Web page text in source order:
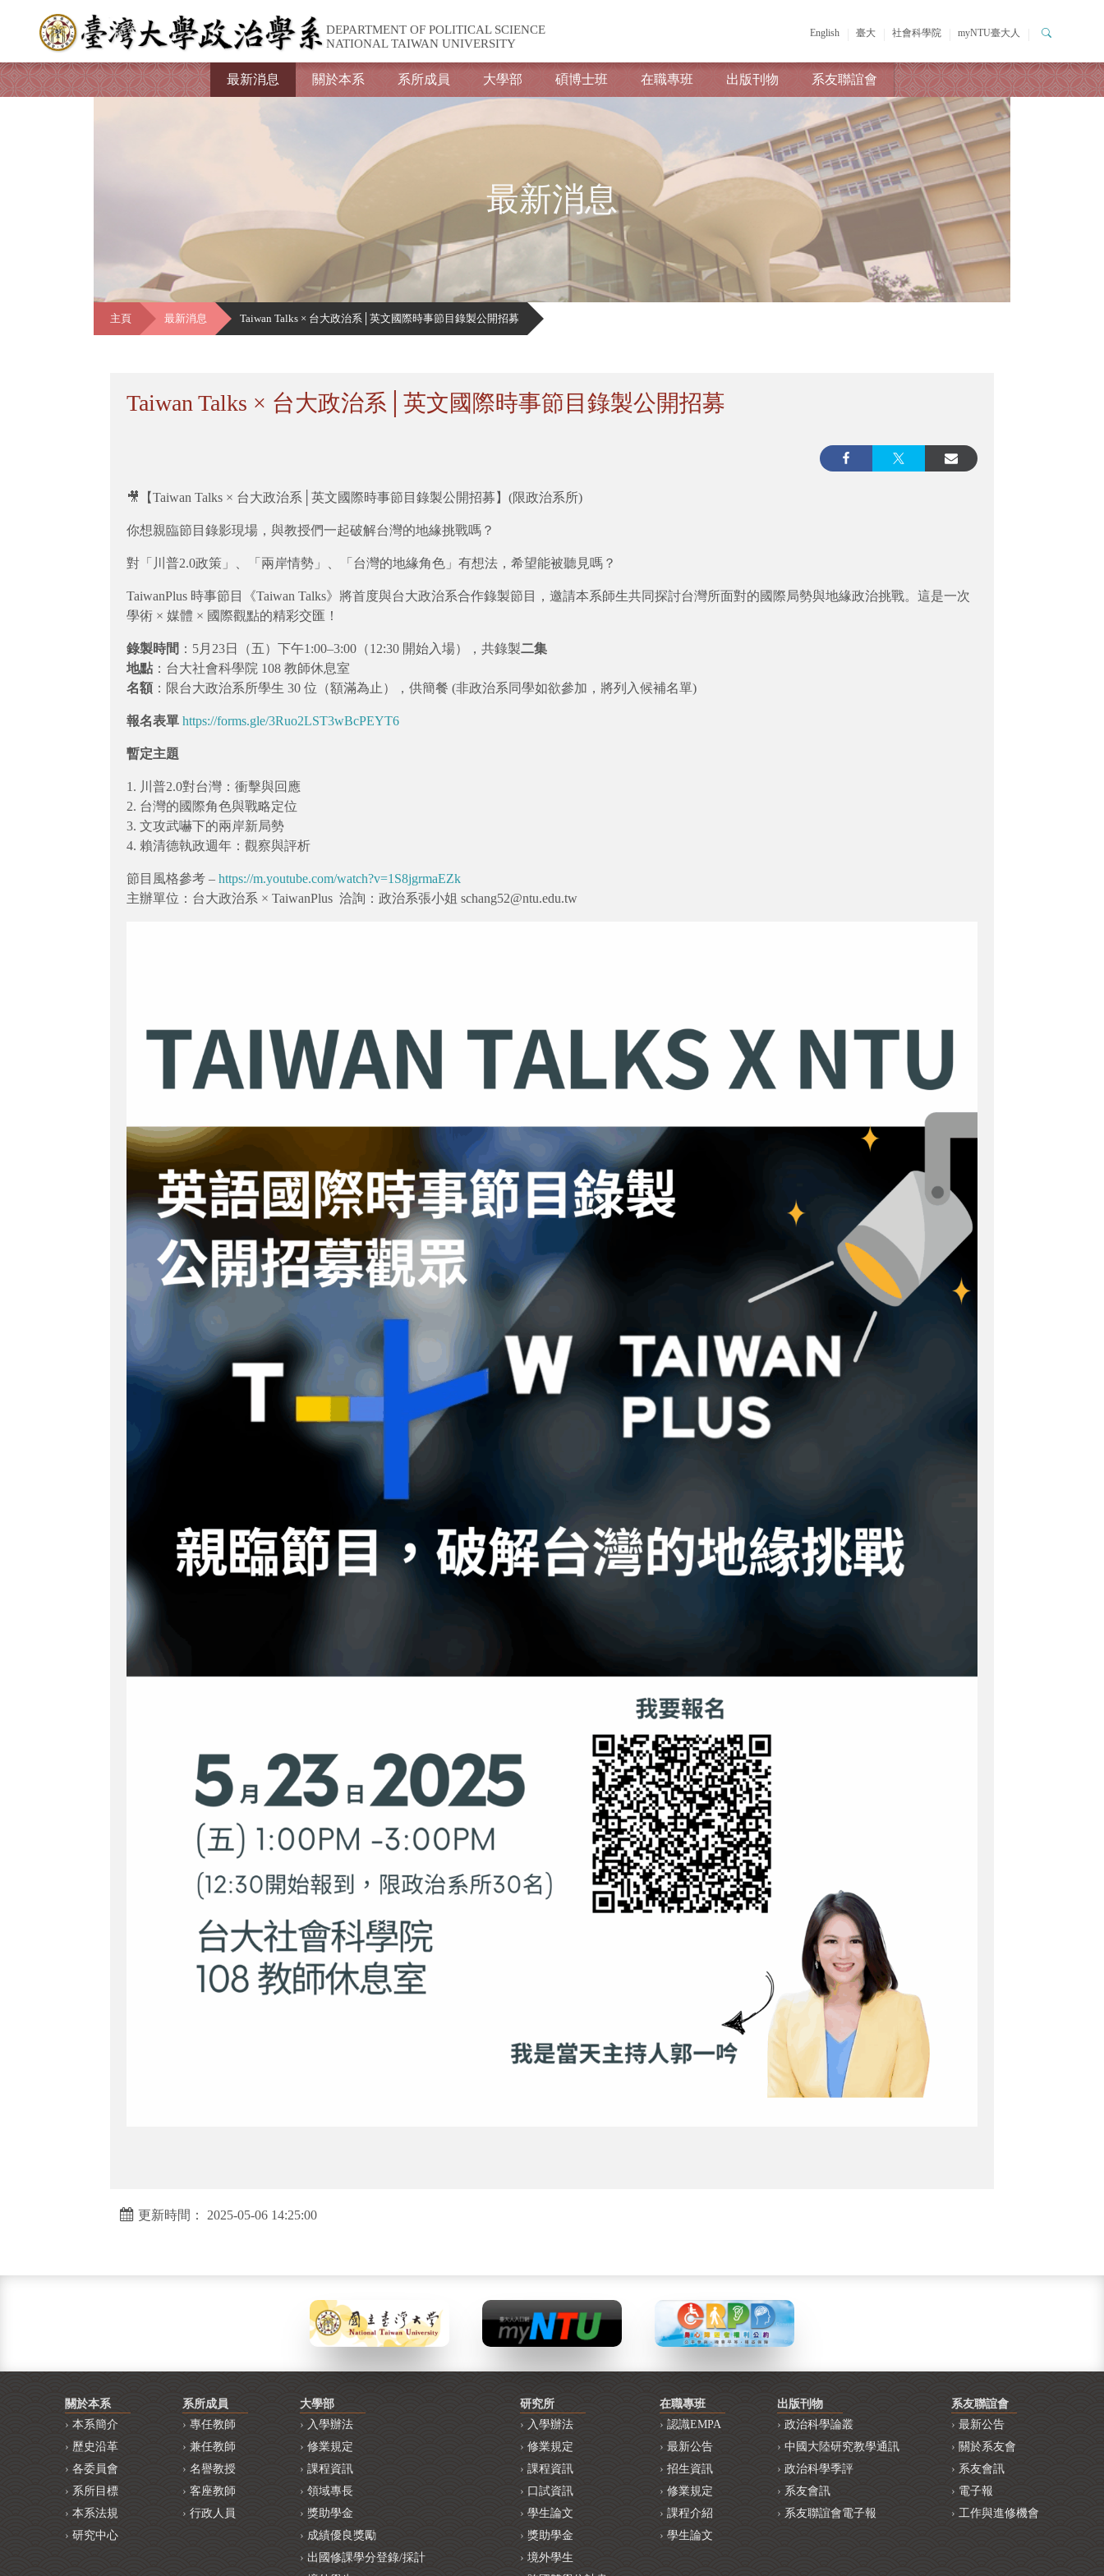
DEPARTMENT OF POLITICAL SCIENCE
NATIONAL TAIWAN UNIVERSITY
English 臺大 社會科學院 myNTU臺大人
最新消息 關於本系 系所成員 大學部 碩博士班 在職專班 出版刊物 系友聯誼會
最新消息
主頁 最新消息 Taiwan Talks × 台大政治系│英文國際時事節目錄製公開招募
Taiwan Talks × 台大政治系│英文國際時事節目錄製公開招募
🎥【Taiwan Talks × 台大政治系│英文國際時事節目錄製公開招募】(限政治系所)
你想親臨節目錄影現場，與教授們一起破解台灣的地緣挑戰嗎？
對「川普2.0政策」、「兩岸情勢」、「台灣的地緣角色」有想法，希望能被聽見嗎？
TaiwanPlus 時事節目《Taiwan Talks》將首度與台大政治系合作錄製節目，邀請本系師生共同探討台灣所面對的國際局勢與地緣政治挑戰。這是一次
學術 × 媒體 × 國際觀點的精彩交匯！
錄製時間 ：5月23日（五）下午1:00–3:00（12:30 開始入場），共錄製二集
地點 ：台大社會科學院 108 教師休息室
名額 ：限台大政治系所學生 30 位（額滿為止），供簡餐 (非政治系同學如欲參加，將列入候補名單)
報名表單 https://forms.gle/3Ruo2LST3wBcPEYT6
暫定主題
1. 川普2.0對台灣：衝擊與回應
2. 台灣的國際角色與戰略定位
3. 文攻武嚇下的兩岸新局勢
4. 賴清德執政週年：觀察與評析
節目風格參考 – https://m.youtube.com/watch?v=1S8jgrmaEZk
主辦單位：台大政治系 × TaiwanPlus 洽詢：政治系張小姐 schang52@ntu.edu.tw
更新時間： 2025-05-06 14:25:00
關於本系
本系簡介
歷史沿革
各委員會
系所目標
本系法規
研究中心
系所成員
專任教師
兼任教師
名譽教授
客座教師
行政人員
大學部
入學辦法
修業規定
課程資訊
領域專長
獎助學金
成績優良獎勵
出國修課學分登錄/採計
研究所
入學辦法
修業規定
課程資訊
口試資訊
學生論文
獎助學金
境外學生
在職專班
認識EMPA
最新公告
招生資訊
修業規定
課程介紹
學生論文
出版刊物
政治科學論叢
中國大陸研究教學通訊
政治科學季評
系友會訊
系友聯誼會電子報
系友聯誼會
最新公告
關於系友會
系友會訊
電子報
工作與進修機會